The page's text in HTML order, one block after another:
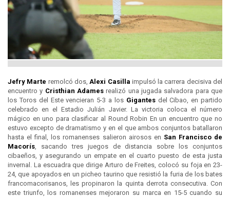
Jefry Marte remolcó dos, Alexi Casilla impulsó la carrera decisiva del
encuentro y Cristhian Adames realizó una jugada salvadora para que
los Toros del Este vencieran 5-3 a los Gigantesdel Cibao, en partido
celebrado en el Estadio Julián Javier. La victoria coloca el número
mágico en uno para clasificar al Round Robin En un encuentro que no
estuvo excepto de dramatismo y en el que ambos conjuntos batallaron
hasta el final, los romanenses salieron airosos en San Francisco de
Macorís , sacando tres juegos de distancia sobre los conjuntos
cibaeños, y asegurando un empate en el cuarto puesto de esta justa
invernal. La escuadra que dirige Arturo de Freites, colocó su foja en 23-
24, que apoyados en un picheo taurino que resistió la furia de los bates
francomacorisanos, les propinaron la quinta derrota consecutiva. Con
este triunfo, los romanenses mejoraron su marca en 15-5 cuando su